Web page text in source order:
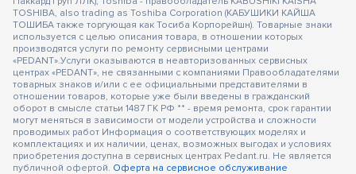
TOSHIBA, also trading as Toshiba Corporation (КАБУШИКИ КАЙША
ТОШИБА также торгующая как Тосиба Корпорейшн). Товарные знаки
используется с целью описания товара, в отношении которых
производятся услуги по ремонту сервисными центрами
«PEDANT».Услуги оказываются в неавторизованных сервисных
центрах «PEDANT», не связанными с компаниями Правообладателями
товарных знаков и/или с ее официальными представителями в
отношении товаров, которые уже были введены в гражданский
оборот в смысле статьи 1487 ГК РФ ** - время ремонта, срок гарантии
могут меняться в зависимости от модели устройства и сложности
проводимых работ Информация о соответствующих моделях и
комплектациях и их наличии, ценах, возможных выгодах и условиях
приобретения доступна в сервисных центрах Pedant.ru. Не является
публичной офертой. Оферта на сервисное обслуживание